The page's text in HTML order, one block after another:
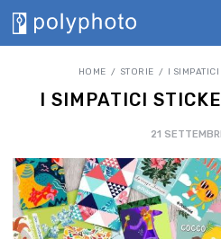
HOME STORIE I
I SIMPATICI
21